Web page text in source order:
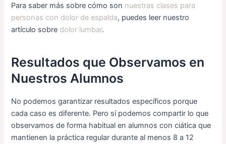
Para saber más sobre cómo son nuestras clases para
personas con dolor de espalda, puedes leer nuestro
artículo sobre dolor lumbar.
Resultados que Observamos en
Nuestros Alumnos
No podemos garantizar resultados específicos porque
cada caso es diferente. Pero sí podemos compartir lo que
observamos de forma habitual en alumnos con ciática que
mantienen la práctica regular durante al menos 8 a 12